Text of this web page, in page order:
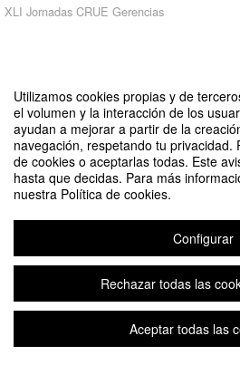
Utilizamos cookies propias y de
el volumen y la interacción de los
ayudan a mejorar a partir de la
navegación, respetando tu privacidad.
de cookies o aceptarlas todas. Este
hasta que decidas. Para más
nuestra Política de cookies.
Configurar
Rechazar todas las
Aceptar todas las
XLI Jornadas CRUE Gerencias